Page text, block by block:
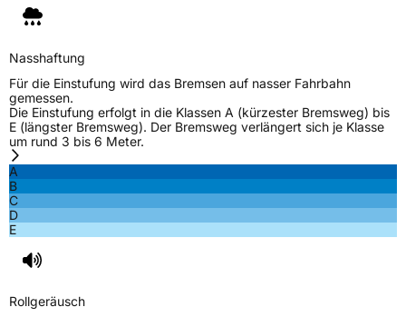
Nasshaftung
Für die Einstufung wird das Bremsen auf nasser Fahrbahn
gemessen.
Die Einstufung erfolgt in die Klassen A (kürzester Bremsweg) bis
E (längster Bremsweg). Der Bremsweg verlängert sich je Klasse
um rund 3 bis 6 Meter.
A
B
C
D
E
Rollgeräusch